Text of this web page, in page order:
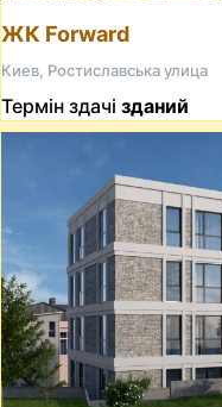
ЖК Forward
Киев, Ростиславська улица
Термін здачі зданий